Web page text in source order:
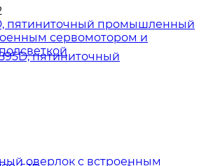
пятиниточный промышленный
сервомотором и